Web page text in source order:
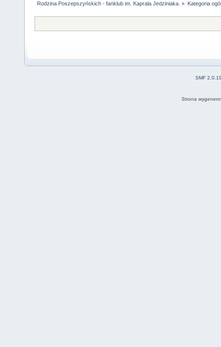
Rodzina Poszepszyńskich - fanklub im. Kaprala Jedziniaka. » Kategoria
SMF
Strona